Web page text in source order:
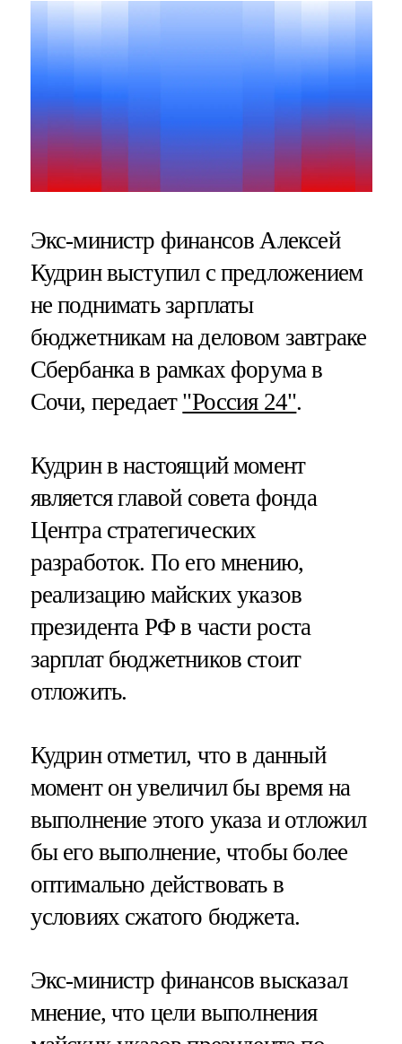
Экс-министр финансов Алексей
Кудрин выступил с предложением
не поднимать зарплаты
бюджетникам на деловом завтраке
Сбербанка в рамках форума в
Сочи, передает "Россия 24".
Кудрин в настоящий момент
является главой совета фонда
Центра стратегических
разработок. По его мнению,
реализацию майских указов
президента РФ в части роста
зарплат бюджетников стоит
отложить.
Кудрин отметил, что в данный
момент он увеличил бы время на
выполнение этого указа и отложил
бы его выполнение, чтобы более
оптимально действовать в
условиях сжатого бюджета.
Экс-министр финансов высказал
мнение, что цели выполнения